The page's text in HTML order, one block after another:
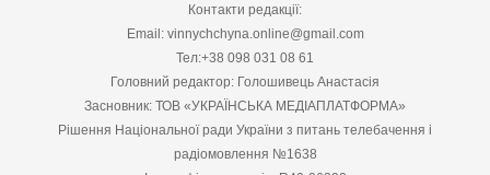
Контакти редакції:
Email: vinnychchyna.online@gmail.com
Тел:+38 098 031 08 61
Головний редактор: Голошивець Анастасія
Засновник: ТОВ «УКРАЇНСЬКА МЕДІАПЛАТФОРМА»
Рішення Національної ради України з питань телебачення і
радіомовлення №1638